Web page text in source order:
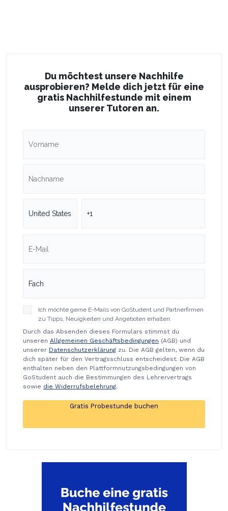
Du möchtest unsere Nachhilfe
ausprobieren? Melde dich jetzt für eine
gratis Nachhilfestunde mit einem
unserer Tutoren an.
Ich möchte gerne E-Mails von GoStudent und Partnerfirmen
zu Tipps, Neuigkeiten und Angeboten erhalten.
Durch das Absenden dieses Formulars stimmst du
unseren Allgemeinen Geschäftsbedingungen (AGB) und
unserer Datenschutzerklärung zu. Die AGB gelten, wenn du
dich später für den Vertragsschluss entscheidest. Die AGB
enthalten neben den Plattformnutzungsbedingungen von
GoStudent auch die Bestimmungen des Lehrervertrags
sowie die Widerrufsbelehrung.